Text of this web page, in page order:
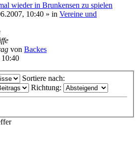
wieder in Brunkensen zu spielen
10:40 » in Vereine und
von Backes
Sortiere nach:
Richtung: